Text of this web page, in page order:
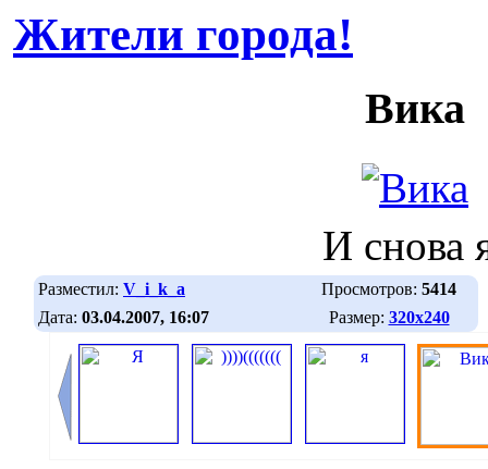
Жители города!
Вика
И снова
Разместил: V_i_k_a Просмотров: 5414
Дата: 03.04.2007, 16:07 Размер: 320х240